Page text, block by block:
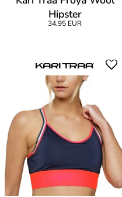
Hipster
34,95 EUR